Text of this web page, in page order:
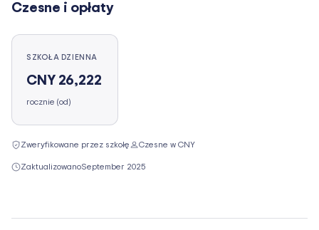
Czesne i opłaty
SZKOŁA DZIENNA
CNY 26,222
rocznie (od)
Zweryfikowane przez szkołę Czesne w CNY
ZaktualizowanoSeptember 2025